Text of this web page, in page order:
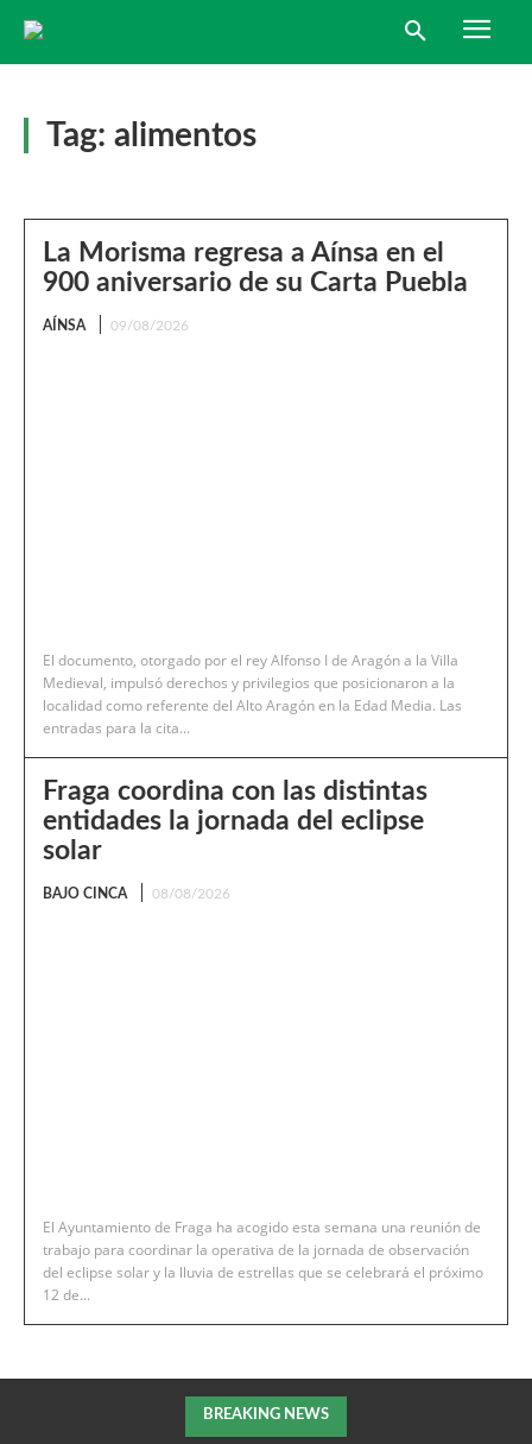
Tag: alimentos
La Morisma regresa a Aínsa en el
900 aniversario de su Carta Puebla
AÍNSA 09/08/2026
El documento, otorgado por el rey Alfonso I de Aragón a la Villa
Medieval, impulsó derechos y privilegios que posicionaron a la
localidad como referente del Alto Aragón en la Edad Media. Las
entradas para la cita...
Fraga coordina con las distintas
entidades la jornada del eclipse
solar
BAJO CINCA 08/08/2026
El Ayuntamiento de Fraga ha acogido esta semana una reunión de
trabajo para coordinar la operativa de la jornada de observación
del eclipse solar y la lluvia de estrellas que se celebrará el próximo
12 de...
BREAKING NEWS